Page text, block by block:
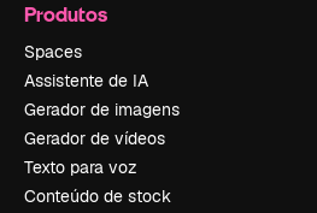
Produtos
Spaces
Assistente de IA
Gerador de imagens
Gerador de vídeos
Texto para voz
Conteúdo de stock